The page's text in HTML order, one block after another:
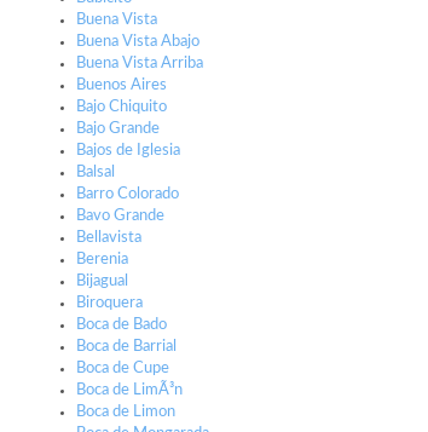
Buena Vista
Buena Vista Abajo
Buena Vista Arriba
Buenos Aires
Bajo Chiquito
Bajo Grande
Bajos de Iglesia
Balsal
Barro Colorado
Bavo Grande
Bellavista
Berenia
Bijagual
Biroquera
Boca de Bado
Boca de Barrial
Boca de Cupe
Boca de LimÃ³n
Boca de Limon